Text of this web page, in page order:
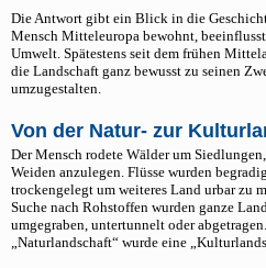
+
Streuobst für Augsburg
Pflegemahd
Biotopverbund
Feldflur und Brache
+
Regenio-Maßnahmen
Naturschutzfonds des Augsburger
Umweltbildung
Die Antwort gibt ein Blick in die
Mensch Mitteleuropa bewohnt,
Umwelt. Spätestens seit dem frühen
die Landschaft ganz bewusst zu seinen
umzugestalten.
Von der Natur- zur
Der Mensch rodete Wälder um
Weiden anzulegen. Flüsse wurden
trockengelegt um weiteres Land urbar zu
Suche nach Rohstoffen wurden ganze
umgegraben, untertunnelt oder
„Naturlandschaft“ wurde eine